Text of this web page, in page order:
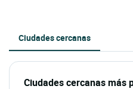
Ciudades cercanas
Ciudades cercanas más